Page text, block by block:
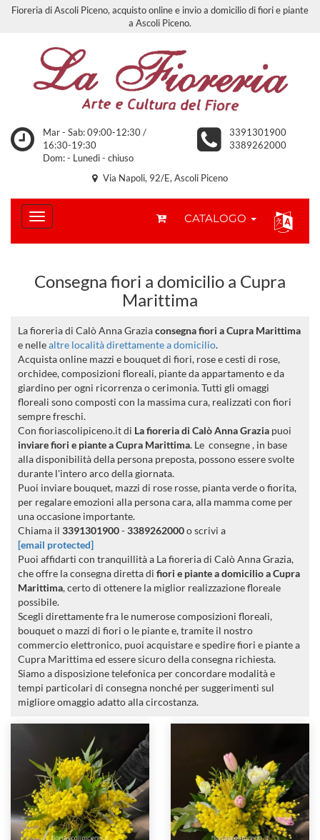
Fioreria di Ascoli Piceno, acquisto online e invio a domicilio di fiori e piante
a Ascoli Piceno.
Mar - Sab: 09:00-12:30 /
16:30-19:30
Dom: - Lunedi - chiuso
3391301900
3389262000
Via Napoli, 92/E, Ascoli Piceno
CATALOGO
Consegna fiori a domicilio a Cupra
Marittima
La fioreria di Calò Anna Graziaconsegna fiori a Cupra Marittima
e nellealtre località direttamente a domicilio.
Acquista online mazzi e bouquet di fiori, rose e cesti di rose,
orchidee, composizioni floreali, piante da appartamento e da
giardino per ogni ricorrenza o cerimonia. Tutti gli omaggi
floreali sono composti con la massima cura, realizzati con fiori
sempre freschi.
Con fioriascolipiceno.it di La fioreria di Calò Anna Grazia puoi
inviare fiori e piante a Cupra Marittima. Le consegne , in base
alla disponibilità della persona preposta, possono essere svolte
durante l'intero arco della giornata.
Puoi inviare bouquet, mazzi di rose rosse, pianta verde o fiorita,
per regalare emozioni alla persona cara, alla mamma come per
una occasione importante.
Chiama il 3391301900-3389262000o scrivi a
[email protected]
Puoi affidarti con tranquillità a La fioreria di Calò Anna Grazia,
che offre la consegna diretta di fiori e piante a domicilio a Cupra
Marittima, certo di ottenere la miglior realizzazione floreale
possibile.
Scegli direttamente fra le numerose composizioni floreali,
bouquet o mazzi di fiori o le piante e, tramite il nostro
commercio elettronico, puoi acquistare e spedire fiori e piante a
Cupra Marittima ed essere sicuro della consegna richiesta.
Siamo a disposizione telefonica per concordare modalità e
tempi particolari di consegna nonché per suggerimenti sul
migliore omaggio adatto alla circostanza.